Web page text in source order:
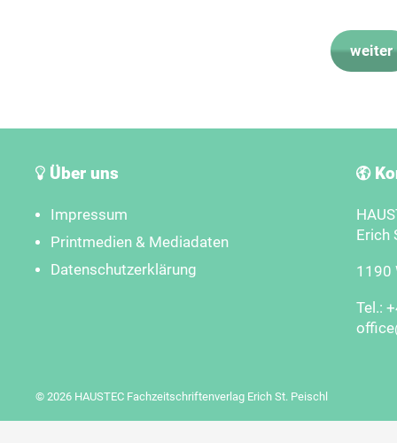
weiter
Über uns
Impressum
Printmedien & Mediadaten
Datenschutzerklärung
Erich
1190
Tel.:
© 2026 HAUSTEC Fachzeitschriftenverlag Erich St. Peischl